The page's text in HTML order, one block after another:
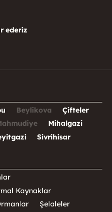
ederiz
Beylikova
Çifteler
Mihalgazi
Sivrihisar
Kaynaklar
Şelaleler